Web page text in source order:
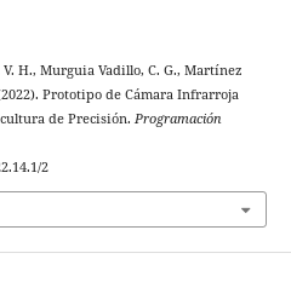
H., Murguia Vadillo, C. G., Martínez
Prototipo de Cámara Infrarroja
de Precisión. Programación
2